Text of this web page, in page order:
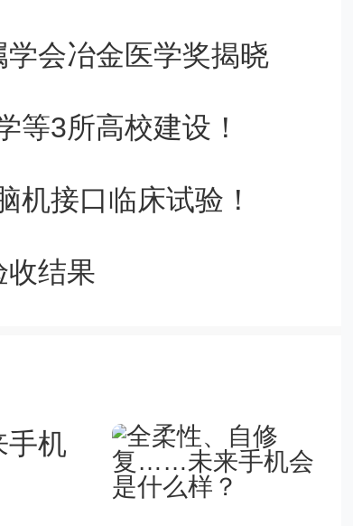
会冶金医学奖揭晓
等3所高校建设！
机接口临床试验！
收结果
机